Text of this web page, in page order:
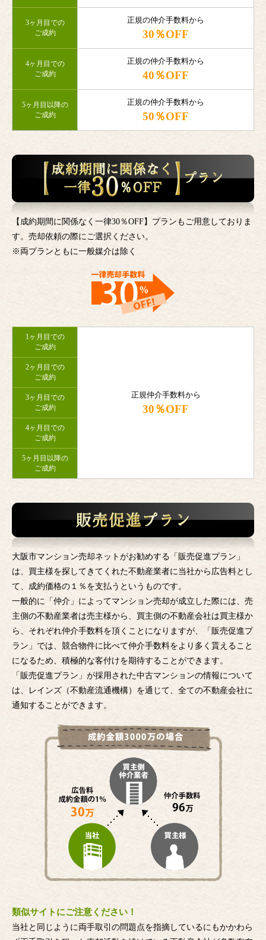
3ヶ月目での
ご成約
正規の仲介手数料から
30％OFF
4ヶ月目での
ご成約
正規の仲介手数料から
40％OFF
5ヶ月目以降の
ご成約
正規の仲介手数料から
50％OFF
【成約期間に関係なく一律30％OFF】プランもご用意しておりま
す。売却依頼の際にご選択ください。
※両プランともに一般媒介は除く
1ヶ月目での
ご成約
正規仲介手数料から
30％OFF
2ヶ月目での
ご成約
3ヶ月目での
ご成約
4ヶ月目での
ご成約
5ヶ月目以降の
ご成約
大阪市マンション売却ネットがお勧めする「販売促進プラン」
は、買主様を探してきてくれた不動産業者に当社から広告料とし
て、成約価格の１％を支払うというものです。
一般的に「仲介」によってマンション売却が成立した際には、売
主側の不動産業者は売主様から、買主側の不動産会社は買主様か
ら、それぞれ仲介手数料を頂くことになりますが、「販売促進プ
ラン」では、競合物件に比べて仲介手数料をより多く貰えること
になるため、積極的な客付けを期待することができます。
「販売促進プラン」が採用された中古マンションの情報について
は、レインズ（不動産流通機構）を通じて、全ての不動産会社に
通知することができます。
類似サイトにご注意ください！
当社と同じように両手取引の問題点を指摘しているにもかかわら